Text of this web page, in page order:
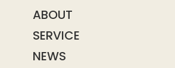
ABOUT
SERVICE
NEWS